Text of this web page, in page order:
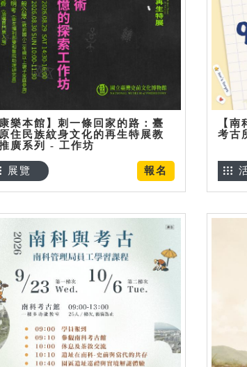
康樂本館】刺一條回家的路：臺
住民族紋身文化的再生特展教
廣系列 - 工作坊
報名
展覽
【
考古